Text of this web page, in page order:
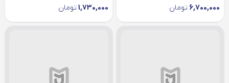
6,700,000 تومان 1,730,000 تومان